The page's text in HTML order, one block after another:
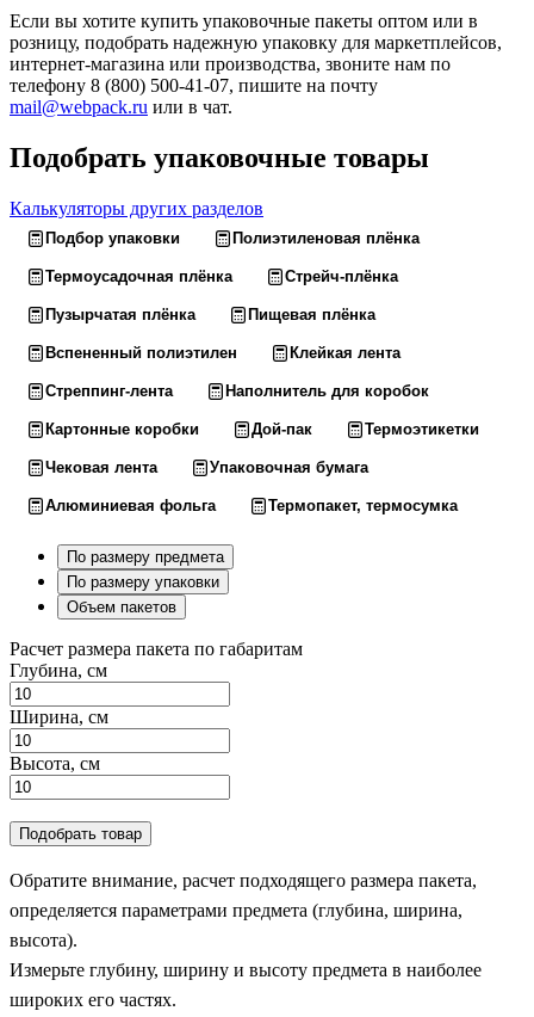
Если вы хотите купить упаковочные пакеты оптом или в
розницу, подобрать надежную упаковку для маркетплейсов,
интернет-магазина или производства, звоните нам по
телефону 8 (800) 500-41-07, пишите на почту
mail@webpack.ru или в чат.
Подобрать упаковочные товары
Калькуляторы других разделов
Подбор упаковки Полиэтиленовая плёнка
Термоусадочная плёнка Стрейч-плёнка
Пузырчатая плёнка Пищевая плёнка
Вспененный полиэтилен Клейкая лента
Стреппинг-лента Наполнитель для коробок
Картонные коробки Дой-пак Термоэтикетки
Чековая лента Упаковочная бумага
Алюминиевая фольга Термопакет, термосумка
По размеру предмета
По размеру упаковки
Объем пакетов
Расчет размера пакета по габаритам
Глубина, см
Ширина, см
Высота, см
Подобрать товар
Обратите внимание, расчет подходящего размера пакета,
определяется параметрами предмета (глубина, ширина,
высота).
Измерьте глубину, ширину и высоту предмета в наиболее
широких его частях.